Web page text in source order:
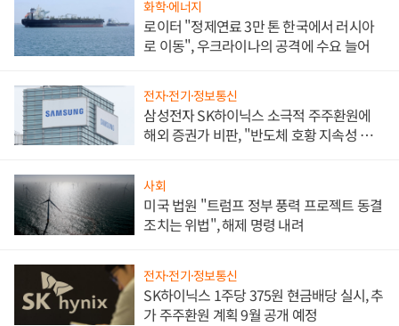
화학·에너지
로이터 "정제연료 3만 톤 한국에서 러시아
로 이동", 우크라이나의 공격에 수요 늘어
전자·전기·정보통신
삼성전자 SK하이닉스 소극적 주주환원에
해외 증권가 비판, "반도체 호황 지속성 의
사회
미국 법원 "트럼프 정부 풍력 프로젝트 동결
조치는 위법", 해제 명령 내려
전자·전기·정보통신
SK하이닉스 1주당 375원 현금배당 실시, 추
가 주주환원 계획 9월 공개 예정